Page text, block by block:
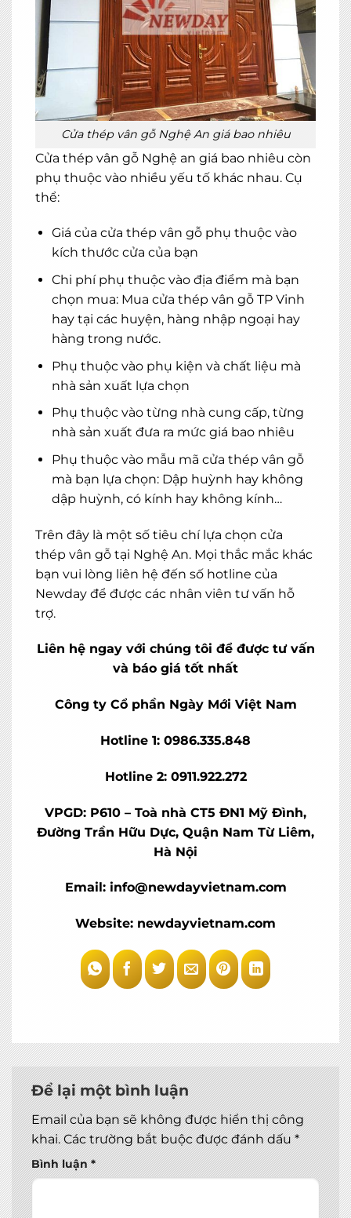
MIỄN PHÍ THIẾT KẾ 3D, ĐO ĐẠC
ĐĂNG KÝ NGAY
Cửa thép vân gỗ Nghệ An giá bao nhiêu
Cửa thép vân gỗ Nghệ an giá bao nhiêu còn
phụ thuộc vào nhiều yếu tố khác nhau. Cụ
thể:
Giá của cửa thép vân gỗ phụ thuộc vào
kích thước cửa của bạn
Chi phí phụ thuộc vào địa điểm mà bạn
chọn mua: Mua cửa thép vân gỗ TP Vinh
hay tại các huyện, hàng nhập ngoại hay
hàng trong nước.
Phụ thuộc vào phụ kiện và chất liệu mà
nhà sản xuất lựa chọn
Phụ thuộc vào từng nhà cung cấp, từng
nhà sản xuất đưa ra mức giá bao nhiêu
Phụ thuộc vào mẫu mã cửa thép vân gỗ
mà bạn lựa chọn: Dập huỳnh hay không
dập huỳnh, có kính hay không kính…
Trên đây là một số tiêu chí lựa chọn cửa
thép vân gỗ tại Nghệ An. Mọi thắc mắc khác
bạn vui lòng liên hệ đến số hotline của
Newday để được các nhân viên tư vấn hỗ
trợ.
Liên hệ ngay với chúng tôi để được tư vấn
và báo giá tốt nhất
Công ty Cổ phần Ngày Mới Việt Nam
Hotline 1: 0986.335.848
Hotline 2: 0911.922.272
VPGD: P610 – Toà nhà CT5 ĐN1 Mỹ Đình,
Đường Trần Hữu Dực, Quận Nam Từ Liêm,
Hà Nội
Email: info@newdayvietnam.com
Website: newdayvietnam.com
Để lại một bình luận
Email của bạn sẽ không được hiển thị công
khai. Các trường bắt buộc được đánh dấu*
Bình luận*